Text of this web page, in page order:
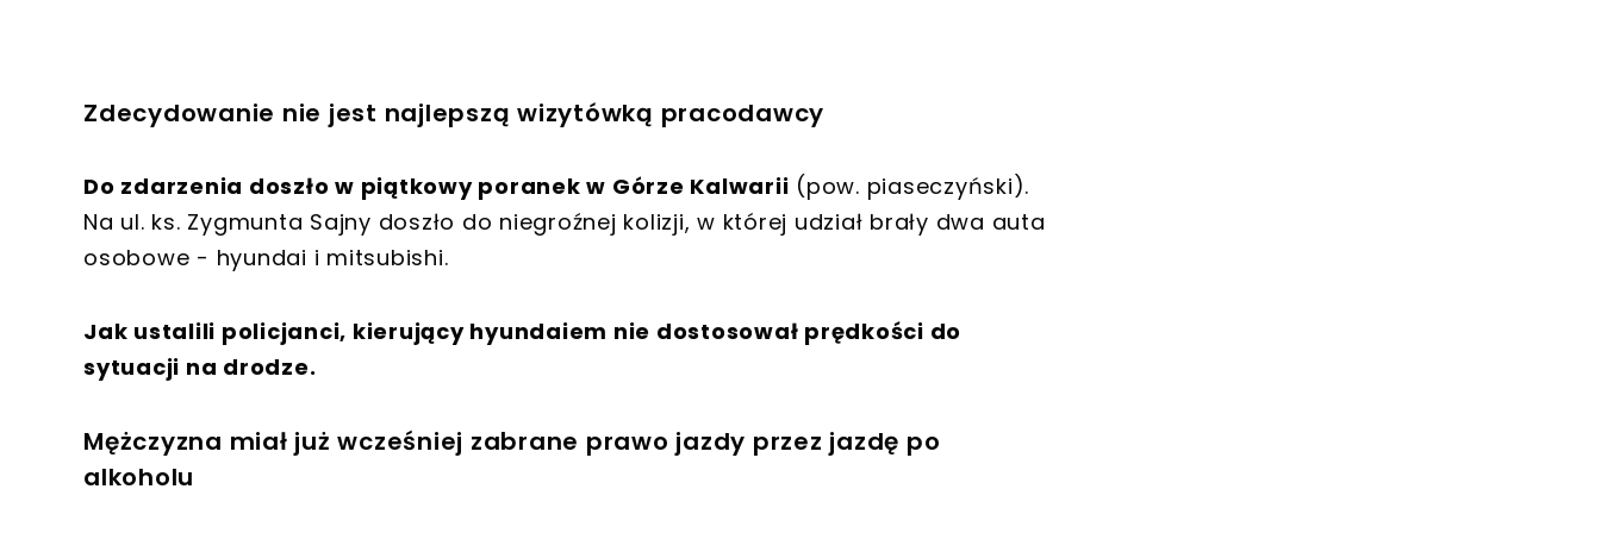
Zdecydowanie nie jest najlepszą wizytówką pracodawcy
Do zdarzenia doszło w piątkowy poranek w Górze Kalwarii (pow. piaseczyński).
Na ul. ks. Zygmunta Sajny doszło do niegroźnej kolizji, w której udział brały dwa auta
osobowe - hyundai i mitsubishi.
Jak ustalili policjanci, kierujący hyundaiem nie dostosował prędkości do
sytuacji na drodze.
Mężczyzna miał już wcześniej zabrane prawo jazdy przez jazdę po
alkoholu